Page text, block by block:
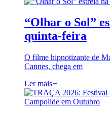
“Olhar o Sol”
quinta-feira
O filme hipnotizante de
Cannes, chega em
Ler mais+